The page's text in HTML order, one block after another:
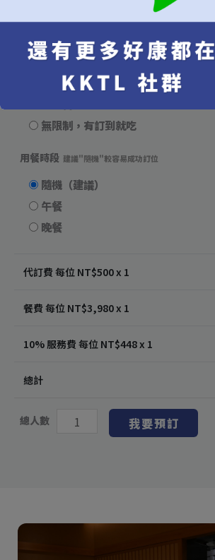
只接受指定日期 [+NT$330]
當週皆可
無限制，有訂到就吃
用餐時段 建議"隨機"較容易成功訂位
隨機（建議）
午餐
晚餐
代訂費 每位 NT$500x 1
餐費 每位 NT$3,980x 1
10% 服務費 每位 NT$448x 1
總計
總人數 我要預訂